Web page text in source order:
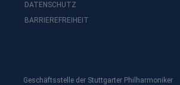
DATENSCHUTZ
BARRIEREFREIHEIT
Geschäftsstelle der Stuttgarter Philharmoniker